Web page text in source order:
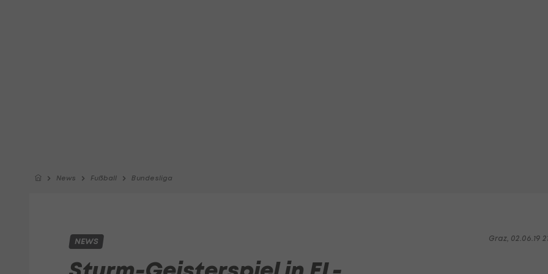
News Fußball Bundesliga
Graz, 02.06.19
NEWS